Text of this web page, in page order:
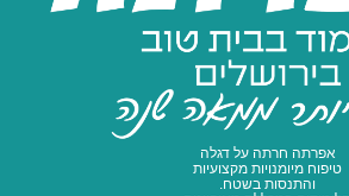
מרכז תמיכה
לימודי